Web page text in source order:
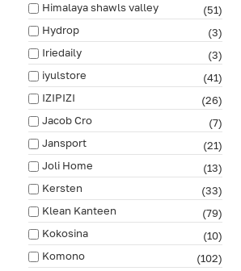
Himalaya shawls valley
(51)
Hydrop
(3)
Iriedaily
(3)
iyulstore
(41)
IZIPIZI
(26)
Jacob Cro
(7)
Jansport
(21)
Joli Home
(13)
Kersten
(33)
Klean Kanteen
(79)
Kokosina
(10)
Komono
(102)